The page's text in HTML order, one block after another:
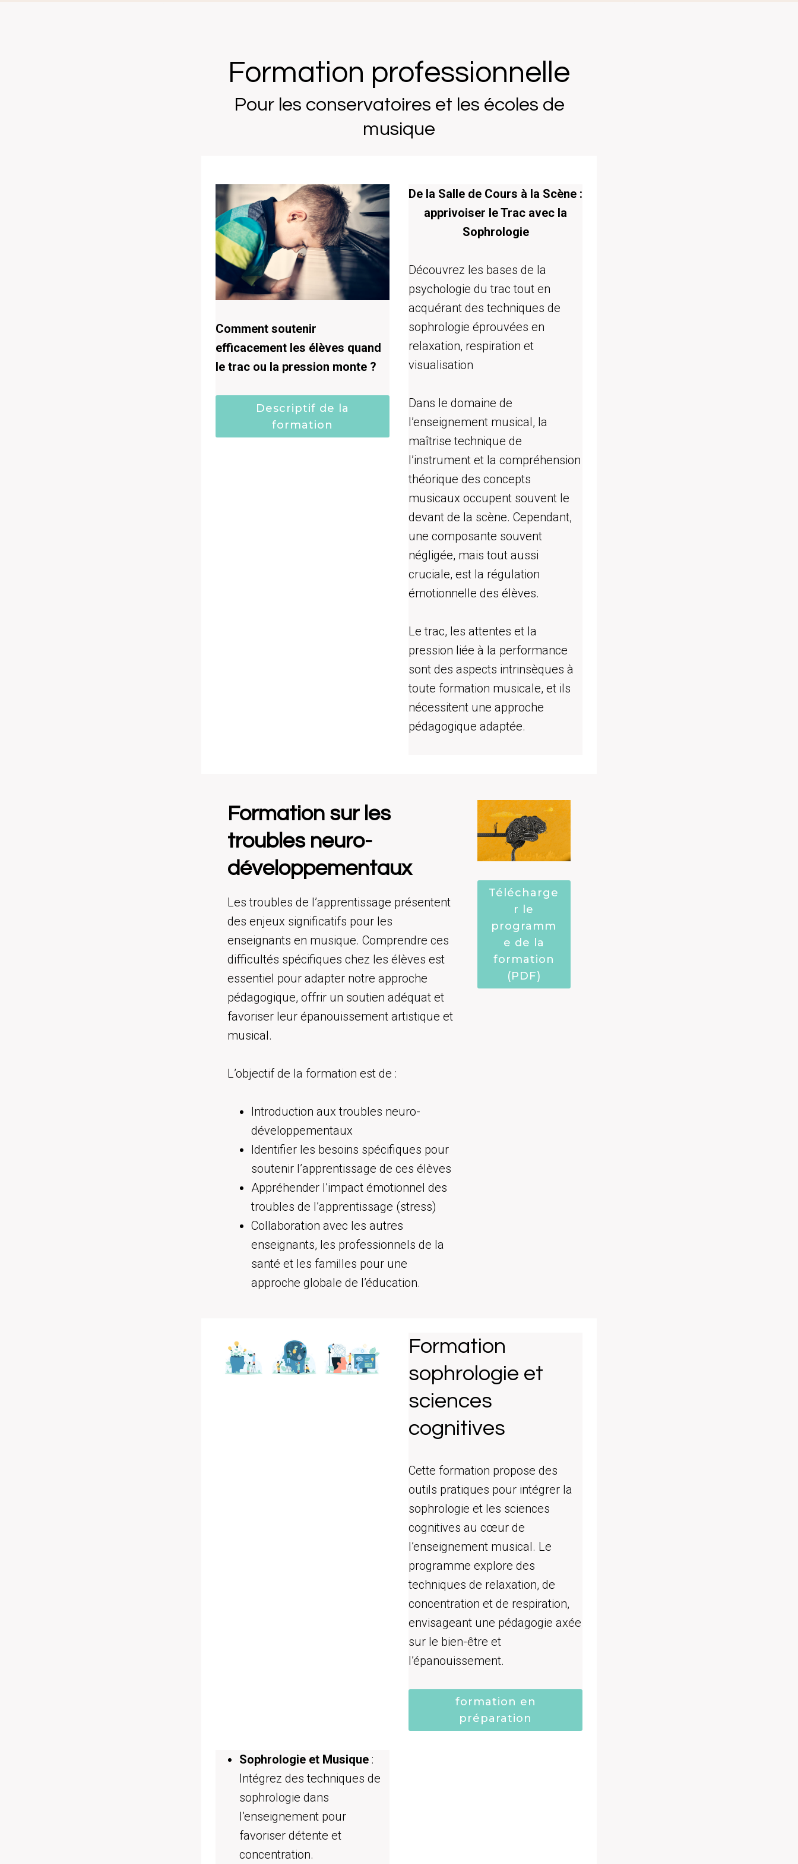
Formation professionnelle
Pour les conservatoires et les écoles de
musique
Comment soutenir
efficacement les élèves quand
le trac ou la pression monte ?
Descriptif de la
formation
De la Salle de Cours à la Scène :
apprivoiser le Trac avec la
Sophrologie
Découvrez les bases de la
psychologie du trac tout en
acquérant des techniques de
sophrologie éprouvées en
relaxation, respiration et
visualisation
Dans le domaine de
l’enseignement musical, la
maîtrise technique de
l’instrument et la compréhension
théorique des concepts
musicaux occupent souvent le
devant de la scène. Cependant,
une composante souvent
négligée, mais tout aussi
cruciale, est la régulation
émotionnelle des élèves.
Le trac, les attentes et la
pression liée à la performance
sont des aspects intrinsèques à
toute formation musicale, et ils
nécessitent une approche
pédagogique adaptée.
Formation sur les
troubles neuro-
développementaux
Les troubles de l’apprentissage présentent
des enjeux significatifs pour les
enseignants en musique. Comprendre ces
difficultés spécifiques chez les élèves est
essentiel pour adapter notre approche
pédagogique, offrir un soutien adéquat et
favoriser leur épanouissement artistique et
musical.
L’objectif de la formation est de :
Introduction aux troubles neuro-
développementaux
Identifier les besoins spécifiques pour
soutenir l’apprentissage de ces élèves
Appréhender l’impact émotionnel des
troubles de l’apprentissage (stress)
Collaboration avec les autres
enseignants, les professionnels de la
santé et les familles pour une
approche globale de l’éducation.
Télécharge
r le
programm
e de la
formation
(PDF)
Formation
sophrologie et
sciences
cognitives
Cette formation propose des
outils pratiques pour intégrer la
sophrologie et les sciences
cognitives au cœur de
l’enseignement musical. Le
programme explore des
techniques de relaxation, de
concentration et de respiration,
envisageant une pédagogie axée
sur le bien-être et
l’épanouissement.
formation en
préparation
Sophrologie et Musique :
Intégrez des techniques de
sophrologie dans
l’enseignement pour
favoriser détente et
concentration.